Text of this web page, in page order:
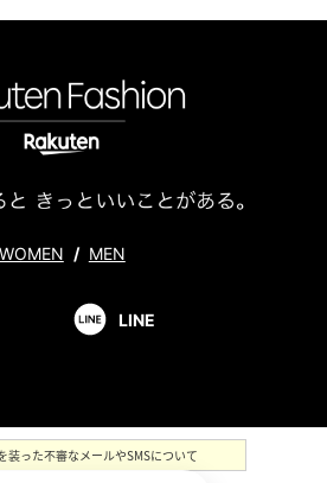
WOMEN / MEN
LINE
装った不審なメールやSMSについて